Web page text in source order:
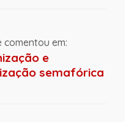
em:
e
semafórica